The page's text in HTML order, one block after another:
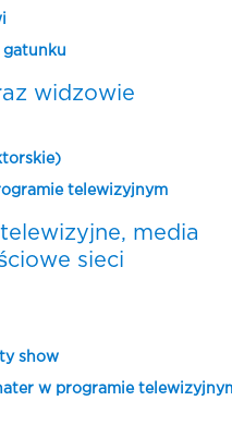
widzowie
telewizyjnym
media
sieci
show
w programie